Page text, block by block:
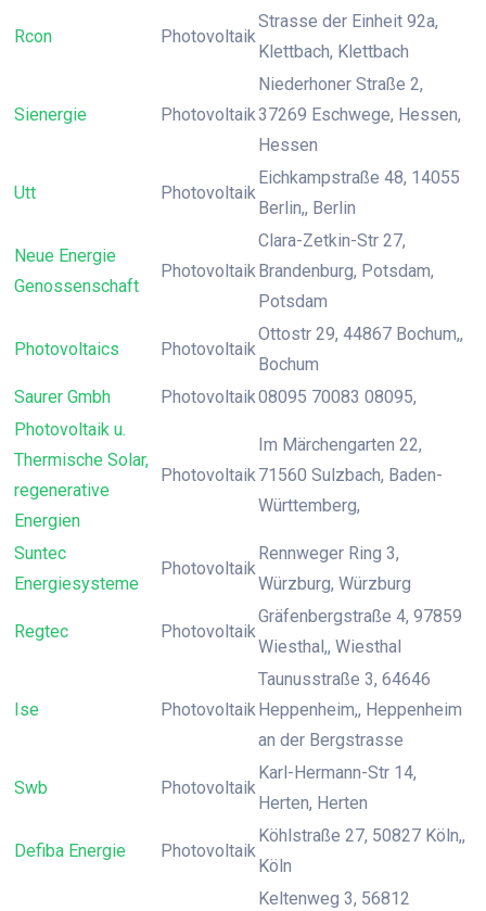
Rcon Photovoltaik
Strasse der Einheit 92a,
Klettbach, Klettbach
Sienergie Photovoltaik
Niederhoner Straße 2,
37269 Eschwege, Hessen,
Hessen
Utt Photovoltaik
Eichkampstraße 48, 14055
Berlin,, Berlin
Neue Energie
Genossenschaft
Photovoltaik
Clara-Zetkin-Str 27,
Brandenburg, Potsdam,
Potsdam
Photovoltaics Photovoltaik
Ottostr 29, 44867 Bochum,,
Bochum
Saurer Gmbh
Photovoltaik08095 70083 08095,
Photovoltaik u.
Thermische Solar,
regenerative
Energien
Photovoltaik
Im Märchengarten 22,
71560 Sulzbach, Baden-
Württemberg,
Suntec
Energiesysteme
Photovoltaik
Rennweger Ring 3,
Würzburg, Würzburg
Regtec Photovoltaik
Gräfenbergstraße 4, 97859
Wiesthal,, Wiesthal
Ise Photovoltaik
Taunusstraße 3, 64646
Heppenheim,, Heppenheim
an der Bergstrasse
Swb Photovoltaik
Karl-Hermann-Str 14,
Herten, Herten
Defiba Energie Photovoltaik
Köhlstraße 27, 50827 Köln,,
Köln
Keltenweg 3, 56812